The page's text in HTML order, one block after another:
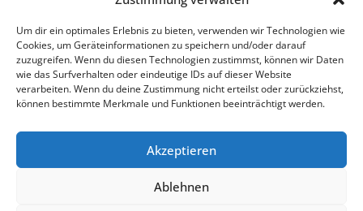
Um dir ein optimales Erlebnis zu bieten, verwenden wir Technologien wie
Cookies, um Geräteinformationen zu speichern und/oder darauf
zuzugreifen. Wenn du diesen Technologien zustimmst, können wir Daten
wie das Surfverhalten oder eindeutige IDs auf dieser Website
verarbeiten. Wenn du deine Zustimmung nicht erteilst oder zurückziehst,
können bestimmte Merkmale und Funktionen beeinträchtigt werden.
Akzeptieren
Ablehnen
Wr. Neustädter Straße 1
2733 Grünbach am Schneeberg
Öffnungszeiten Gemeindeamt:
Montag: 8.00 – 12.00 Uhr und 14.00 – 18.00 Uhr
Freitag: 8.00 – 12.00 Uhr
Email: